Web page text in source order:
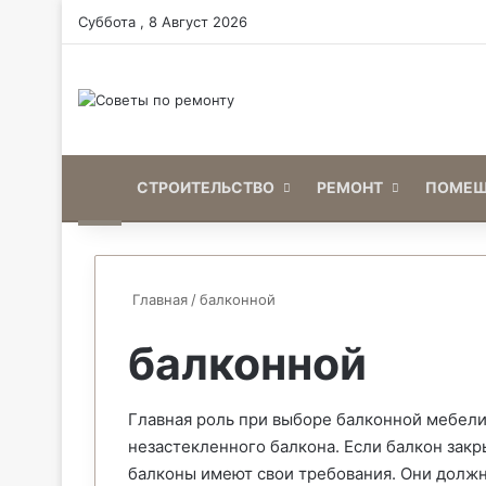
Суббота , 8 Август 2026
HomeСТРОИТЕЛЬСТВО РЕМОНТ
Главная /балконной
балконной
Главная роль при выборе балконной
незастекленного балкона. Если балкон
балконы имеют свои требования. Они